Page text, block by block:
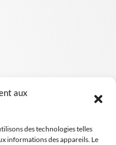
aux
des technologies telles
informations des appareils. Le